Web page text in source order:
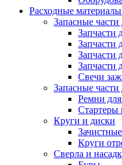
Расходные материалы
Запасные части
Запчасти
Запчасти
Запчасти
Запчасти
Свечи
Запасные части
Ремни для
Стартеры
Круги и диски
Круги
Сверла и